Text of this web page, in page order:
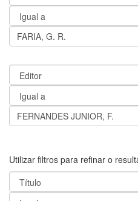
Utilizar filtros para refinar o